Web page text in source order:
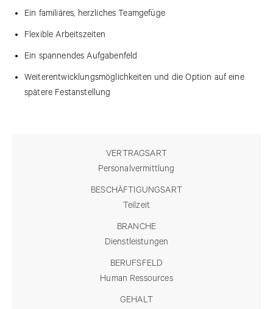
VERTRAGSART
Personalvermittlung
BESCHÄFTIGUNGSART
Teilzeit
BRANCHE
Dienstleistungen
BERUFSFELD
Human Ressources
GEHALT
Ein familiäres, herzliches Teamgefüge
Flexible Arbeitszeiten
Ein spannendes Aufgabenfeld
Weiterentwicklungsmöglichkeiten und die Option auf eine
spätere Festanstellung